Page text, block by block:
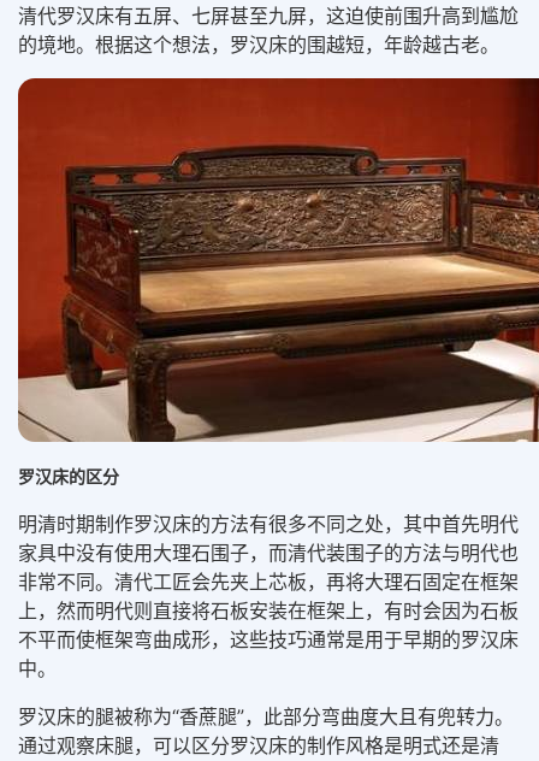
清代罗汉床有五屏、七屏甚至九屏，这迫使前围升高到尴尬
的境地。根据这个想法，罗汉床的围越短，年龄越古老。
罗汉床的区分
明清时期制作罗汉床的方法有很多不同之处，其中首先明代
家具中没有使用大理石围子，而清代装围子的方法与明代也
非常不同。清代工匠会先夹上芯板，再将大理石固定在框架
上，然而明代则直接将石板安装在框架上，有时会因为石板
不平而使框架弯曲成形，这些技巧通常是用于早期的罗汉床
中。
罗汉床的腿被称为“香蔗腿”，此部分弯曲度大且有兜转力。
通过观察床腿，可以区分罗汉床的制作风格是明式还是清